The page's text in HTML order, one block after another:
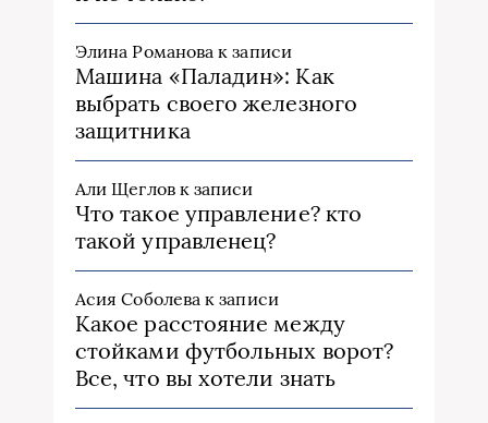
Элина Романова к записи
Машина «Паладин»: Как
выбрать своего железного
защитника
Али Щегловк записи
Что такое управление? кто
такой управленец?
Асия Соболева к записи
Какое расстояние между
стойками футбольных ворот?
Все, что вы хотели знать